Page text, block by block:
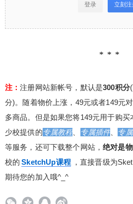
登录 立刻
注：注册网站新帐号，默认是300积分
分)。随着物价上涨，49元或者149元
多商品。但是如果您将149元用于购买
少校提供的专属教程 专属插件 专
等服务，还可下载整个网站，绝对是
校的 SketchUp课程 ，直接晋级为
期待您的加入哦^_^
2 元 5 元
20 元 50 元